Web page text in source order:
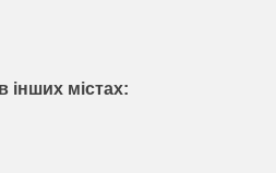
інших містах: